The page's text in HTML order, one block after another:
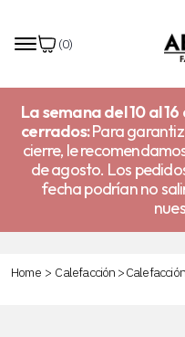
(0)
La semana del 10 al
cerrados:Para
cierre, le
de agosto. Los
fecha podrían no
Home > Calefacción >